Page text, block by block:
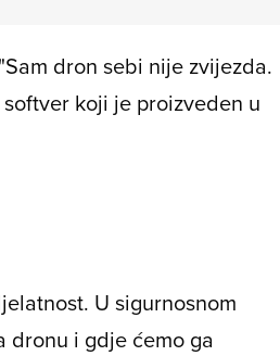
dron sebi nije zvijezda.
koji je proizveden u
U sigurnosnom
dronu i gdje ćemo ga